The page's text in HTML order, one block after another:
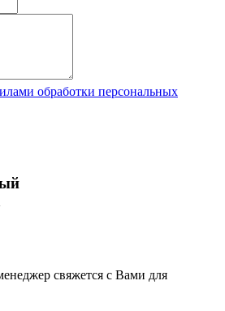
обработки персональных
свяжется с Вами для